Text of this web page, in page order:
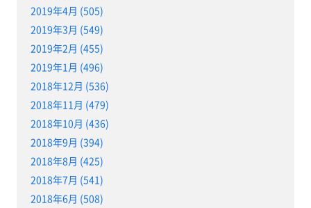
2019年4月 (505)
2019年3月 (549)
2019年2月 (455)
2019年1月 (496)
2018年12月 (536)
2018年11月 (479)
2018年10月 (436)
2018年9月 (394)
2018年8月 (425)
2018年7月 (541)
2018年6月 (508)